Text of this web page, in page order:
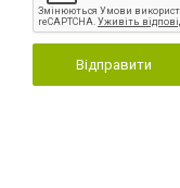
Відправити